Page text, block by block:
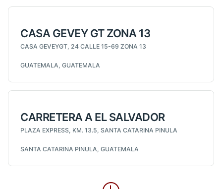
CASA GEVEY GT ZONA 13
CASA GEVEYGT, 24 CALLE 15-69 ZONA 13
GUATEMALA, GUATEMALA
CARRETERA A EL SALVADOR
PLAZA EXPRESS, KM. 13.5, SANTA CATARINA PINULA
SANTA CATARINA PINULA, GUATEMALA